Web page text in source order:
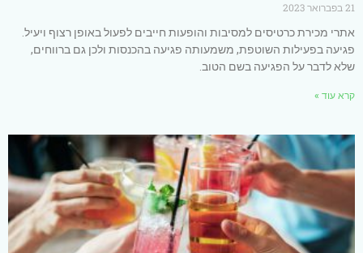
21 בפברואר 2023
אתרי מכירת כרטיסים למסיבות והופעות חייבים לפעול באופן רצוף ויעיל.
פגיעה בפעילות השוטפת, משמעותה פגיעה בהכנסות ולכן גם ברווחים,
שלא לדבר על הפגיעה בשם הטוב.
קרא עוד »